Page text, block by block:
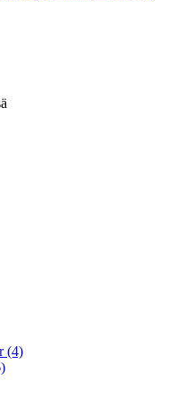
(4)